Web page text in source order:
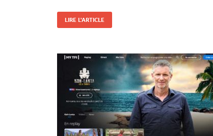
LIRE L'ARTICLE